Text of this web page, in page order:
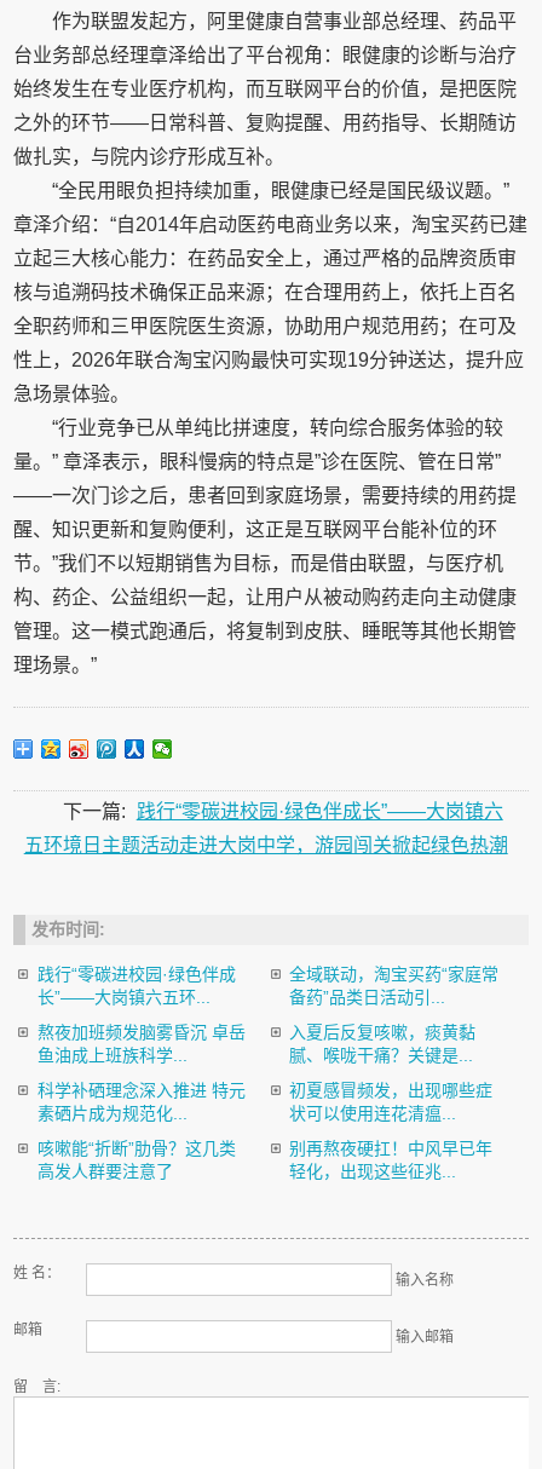
作为联盟发起方，阿里健康自营事业部总经理、药品平
台业务部总经理章泽给出了平台视角：眼健康的诊断与治疗
始终发生在专业医疗机构，而互联网平台的价值，是把医院
之外的环节——日常科普、复购提醒、用药指导、长期随访
做扎实，与院内诊疗形成互补。
“全民用眼负担持续加重，眼健康已经是国民级议题。”
章泽介绍：“自2014年启动医药电商业务以来，淘宝买药已建
立起三大核心能力：在药品安全上，通过严格的品牌资质审
核与追溯码技术确保正品来源；在合理用药上，依托上百名
全职药师和三甲医院医生资源，协助用户规范用药；在可及
性上，2026年联合淘宝闪购最快可实现19分钟送达，提升应
急场景体验。
“行业竞争已从单纯比拼速度，转向综合服务体验的较
量。” 章泽表示，眼科慢病的特点是”诊在医院、管在日常”
——一次门诊之后，患者回到家庭场景，需要持续的用药提
醒、知识更新和复购便利，这正是互联网平台能补位的环
节。”我们不以短期销售为目标，而是借由联盟，与医疗机
构、药企、公益组织一起，让用户从被动购药走向主动健康
管理。这一模式跑通后，将复制到皮肤、睡眠等其他长期管
理场景。”
下一篇:
践行“零碳进校园·绿色伴成长”——大岗镇六
五环境日主题活动走进大岗中学，游园闯关掀起绿色热潮
发布时间:
践行“零碳进校园·绿色伴成
长”——大岗镇六五环...
全域联动，淘宝买药“家庭常
备药”品类日活动引...
熬夜加班频发脑雾昏沉 卓岳
鱼油成上班族科学...
入夏后反复咳嗽，痰黄黏
腻、喉咙干痛？关键是...
科学补硒理念深入推进 特元
素硒片成为规范化...
初夏感冒频发，出现哪些症
状可以使用连花清瘟...
咳嗽能“折断”肋骨？这几类
高发人群要注意了
别再熬夜硬扛！中风早已年
轻化，出现这些征兆...
姓 名： 输入名称
邮箱 输入邮箱
留 言: